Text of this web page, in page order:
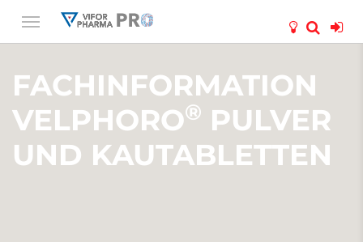
FACHINFORMATION
VELPHORO® PULVER
UND KAUTABLETTEN